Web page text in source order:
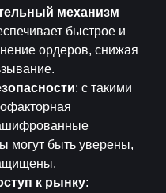
механизм
быстрое и
ордеров, снижая
: с такими
могут быть уверены,
к рынку: